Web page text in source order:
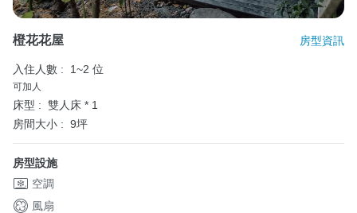
橙花花屋 房型資訊
入住人數 : 1~2 位
可加人
床型 : 雙人床 * 1
房間大小 : 9坪
房型設施
空調
風扇